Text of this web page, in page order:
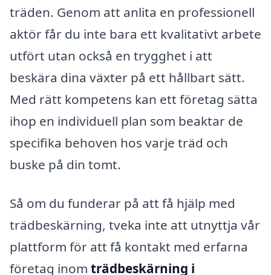
träden. Genom att anlita en professionell
aktör får du inte bara ett kvalitativt arbete
utfört utan också en trygghet i att
beskära dina växter på ett hållbart sätt.
Med rätt kompetens kan ett företag sätta
ihop en individuell plan som beaktar de
specifika behoven hos varje träd och
buske på din tomt.
Så om du funderar på att få hjälp med
trädbeskärning, tveka inte att utnyttja vår
plattform för att få kontakt med erfarna
företag inom trädbeskärning i